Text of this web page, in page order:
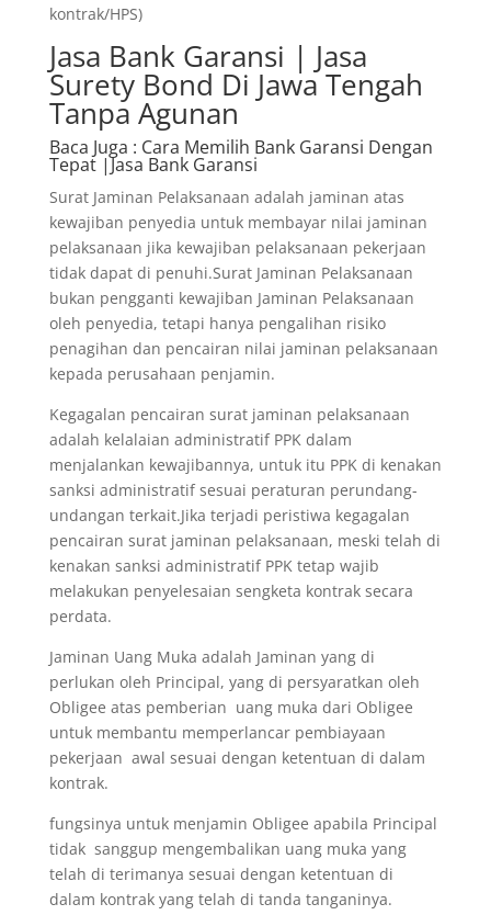
kontrak/HPS)
Jasa Bank Garansi | Jasa
Surety Bond Di Jawa Tengah
Tanpa Agunan
Baca Juga : Cara Memilih Bank Garansi Dengan
Tepat |Jasa Bank Garansi
Surat Jaminan Pelaksanaan adalah jaminan atas
kewajiban penyedia untuk membayar nilai jaminan
pelaksanaan jika kewajiban pelaksanaan pekerjaan
tidak dapat di penuhi.Surat Jaminan Pelaksanaan
bukan pengganti kewajiban Jaminan Pelaksanaan
oleh penyedia, tetapi hanya pengalihan risiko
penagihan dan pencairan nilai jaminan pelaksanaan
kepada perusahaan penjamin.
Kegagalan pencairan surat jaminan pelaksanaan
adalah kelalaian administratif PPK dalam
menjalankan kewajibannya, untuk itu PPK di kenakan
sanksi administratif sesuai peraturan perundang-
undangan terkait.Jika terjadi peristiwa kegagalan
pencairan surat jaminan pelaksanaan, meski telah di
kenakan sanksi administratif PPK tetap wajib
melakukan penyelesaian sengketa kontrak secara
perdata.
Jaminan Uang Muka adalah Jaminan yang di
perlukan oleh Principal, yang di persyaratkan oleh
Obligee atas pemberian uang muka dari Obligee
untuk membantu memperlancar pembiayaan
pekerjaan awal sesuai dengan ketentuan di dalam
kontrak.
fungsinya untuk menjamin Obligee apabila Principal
tidak sanggup mengembalikan uang muka yang
telah di terimanya sesuai dengan ketentuan di
dalam kontrak yang telah di tanda tanganinya.